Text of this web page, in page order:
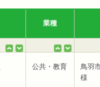
業種
公共・教育
鳥羽
様